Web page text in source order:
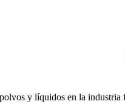
y líquidos en la industria